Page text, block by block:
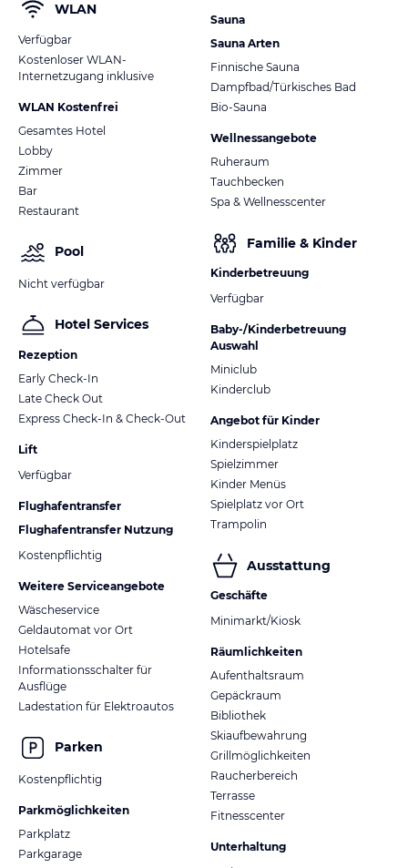
WLAN
Verfügbar
Kostenloser WLAN-
Internetzugang inklusive
WLAN Kostenfrei
Gesamtes Hotel
Lobby
Zimmer
Bar
Restaurant
Pool
Nicht verfügbar
Hotel Services
Rezeption
Early Check-In
Late Check Out
Express Check-In & Check-Out
Lift
Verfügbar
Flughafentransfer
Flughafentransfer Nutzung
Kostenpflichtig
Weitere Serviceangebote
Wäscheservice
Geldautomat vor Ort
Hotelsafe
Informationsschalter für
Ausflüge
Ladestation für Elektroautos
Parken
Kostenpflichtig
Parkmöglichkeiten
Parkplatz
Parkgarage
Sauna
Sauna Arten
Finnische Sauna
Dampfbad/Türkisches Bad
Bio-Sauna
Wellnessangebote
Ruheraum
Tauchbecken
Spa & Wellnesscenter
Familie & Kinder
Kinderbetreuung
Verfügbar
Baby-/Kinderbetreuung
Auswahl
Miniclub
Kinderclub
Angebot für Kinder
Kinderspielplatz
Spielzimmer
Kinder Menüs
Spielplatz vor Ort
Trampolin
Ausstattung
Geschäfte
Minimarkt/Kiosk
Räumlichkeiten
Aufenthaltsraum
Gepäckraum
Bibliothek
Skiaufbewahrung
Grillmöglichkeiten
Raucherbereich
Terrasse
Fitnesscenter
Unterhaltung